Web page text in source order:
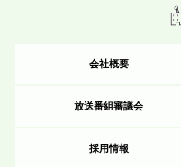
会社概要
放送番組審議会
採用情報